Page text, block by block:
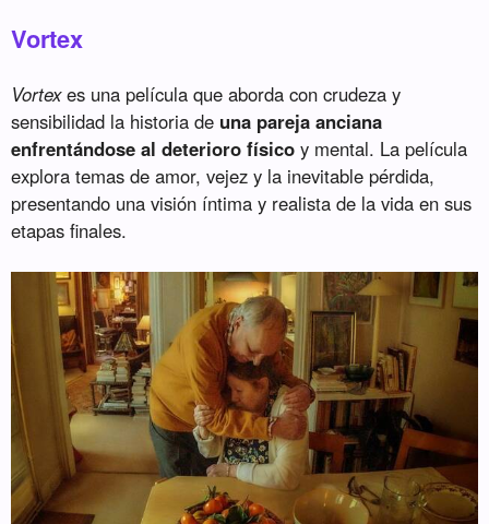
Vortex
Vortexes una película que aborda con crudeza y
sensibilidad la historia de una pareja anciana
enfrentándose al deterioro físico y mental. La película
explora temas de amor, vejez y la inevitable pérdida,
presentando una visión íntima y realista de la vida en sus
etapas finales.